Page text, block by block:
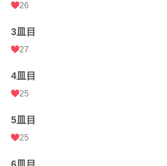
その後、SSを3話載せております。
表紙はフリー素材よりいただいております。
小説
お気に入り
26
3皿目
27
4皿目
25
5皿目
25